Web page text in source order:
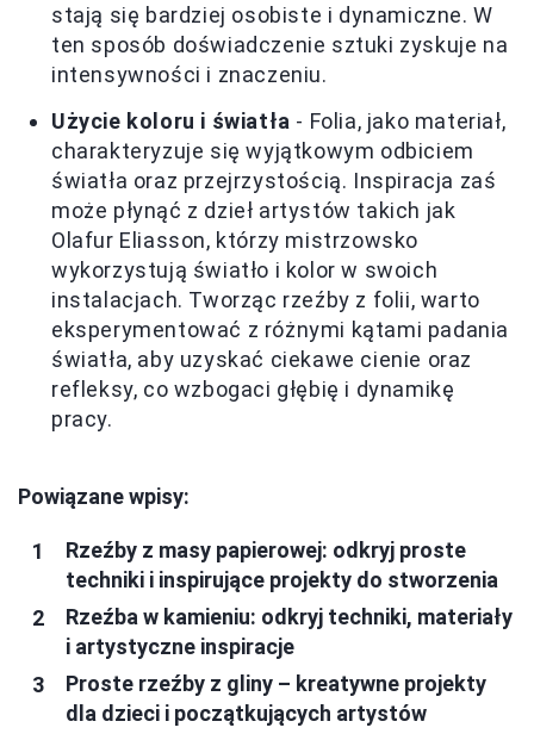
stają się bardziej osobiste i dynamiczne. W
ten sposób doświadczenie sztuki zyskuje na
intensywności i znaczeniu.
Użycie koloru i światła - Folia, jako materiał,
charakteryzuje się wyjątkowym odbiciem
światła oraz przejrzystością. Inspiracja zaś
może płynąć z dzieł artystów takich jak
Olafur Eliasson, którzy mistrzowsko
wykorzystują światło i kolor w swoich
instalacjach. Tworząc rzeźby z folii, warto
eksperymentować z różnymi kątami padania
światła, aby uzyskać ciekawe cienie oraz
refleksy, co wzbogaci głębię i dynamikę
pracy.
Powiązane wpisy:
Rzeźby z masy papierowej: odkryj proste
techniki i inspirujące projekty do stworzenia
Rzeźba w kamieniu: odkryj techniki, materiały
i artystyczne inspiracje
Proste rzeźby z gliny – kreatywne projekty
dla dzieci i początkujących artystów